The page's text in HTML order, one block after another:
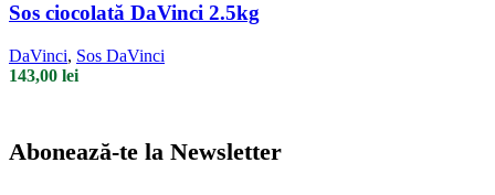
Sos ciocolată DaVinci 2.5kg
DaVinci, Sos DaVinci
143,00 lei
Abonează-te la Newsletter